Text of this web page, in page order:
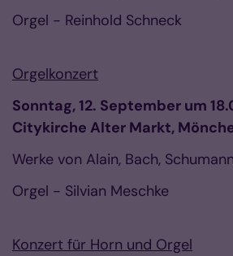
Orgel - Reinhold Schneck
Orgelkonzert
Sonntag, 12. September um
Citykirche Alter Markt,
Werke von Alain, Bach,
Orgel - Silvian Meschke
Konzert für Horn und Orgel